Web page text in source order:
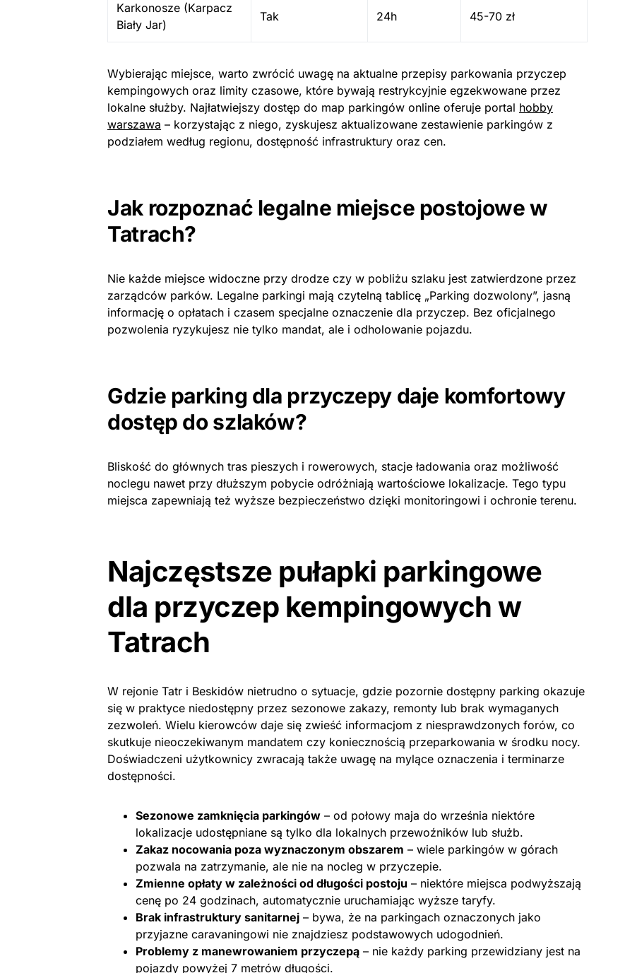
Karkonosze (Karpacz
Biały Jar)
Tak 24h 45-70 zł
Wybierając miejsce, warto zwrócić uwagę na aktualne przepisy parkowania przyczep
kempingowych oraz limity czasowe, które bywają restrykcyjnie egzekwowane przez
lokalne służby. Najłatwiejszy dostęp do map parkingów online oferuje portal hobby
warszawa – korzystając z niego, zyskujesz aktualizowane zestawienie parkingów z
podziałem według regionu, dostępność infrastruktury oraz cen.
Jak rozpoznać legalne miejsce postojowe w
Tatrach?
Nie każde miejsce widoczne przy drodze czy w pobliżu szlaku jest zatwierdzone przez
zarządców parków. Legalne parkingi mają czytelną tablicę „Parking dozwolony”, jasną
informację o opłatach i czasem specjalne oznaczenie dla przyczep. Bez oficjalnego
pozwolenia ryzykujesz nie tylko mandat, ale i odholowanie pojazdu.
Gdzie parking dla przyczepy daje komfortowy
dostęp do szlaków?
Bliskość do głównych tras pieszych i rowerowych, stacje ładowania oraz możliwość
noclegu nawet przy dłuższym pobycie odróżniają wartościowe lokalizacje. Tego typu
miejsca zapewniają też wyższe bezpieczeństwo dzięki monitoringowi i ochronie terenu.
Najczęstsze pułapki parkingowe
dla przyczep kempingowych w
Tatrach
W rejonie Tatr i Beskidów nietrudno o sytuacje, gdzie pozornie dostępny parking okazuje
się w praktyce niedostępny przez sezonowe zakazy, remonty lub brak wymaganych
zezwoleń. Wielu kierowców daje się zwieść informacjom z niesprawdzonych forów, co
skutkuje nieoczekiwanym mandatem czy koniecznością przeparkowania w środku nocy.
Doświadczeni użytkownicy zwracają także uwagę na mylące oznaczenia i terminarze
dostępności.
Sezonowe zamknięcia parkingów – od połowy maja do września niektóre
lokalizacje udostępniane są tylko dla lokalnych przewoźników lub służb.
Zakaz nocowania poza wyznaczonym obszarem – wiele parkingów w górach
pozwala na zatrzymanie, ale nie na nocleg w przyczepie.
Zmienne opłaty w zależności od długości postoju – niektóre miejsca podwyższają
cenę po 24 godzinach, automatycznie uruchamiając wyższe taryfy.
Brak infrastruktury sanitarnej – bywa, że na parkingach oznaczonych jako
przyjazne caravaningowi nie znajdziesz podstawowych udogodnień.
Problemy z manewrowaniem przyczepą – nie każdy parking przewidziany jest na
pojazdy powyżej 7 metrów długości.